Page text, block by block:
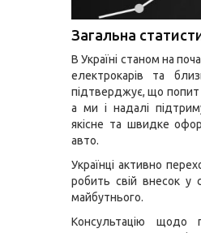
Загальна
В Україні станом на
електрокарів та
підтверджує, що попит
а ми і надалі
якісне та швидке
авто.
Українці активно
робить свій внесок у
майбутнього.
Консультацію щодо